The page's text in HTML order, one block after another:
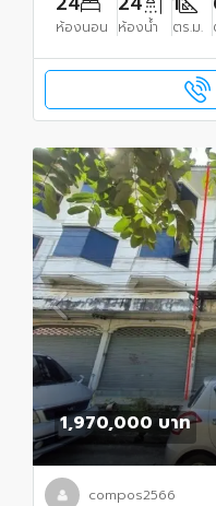
ห้องนอน ห้องน้ำ ตร.ม.
1,970,000 บาท
compos2566